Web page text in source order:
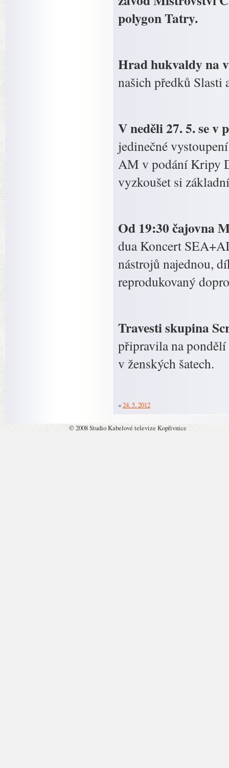
polygon Tatry.
Hrad hukvaldy na
našich předků Slasti
V neděli 27. 5. se
jedinečné
AM v podání Kripy
vyzkoušet si
Od 19:30 čajovna
dua Koncert
nástrojů najednou,
reprodukovaný
Travesti skupina
připravila na
v ženských šatech.
«24. 5. 2012
© 2008 Studio Kabelové televize Kopřivnice